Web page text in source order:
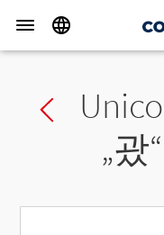
Previous char
„괐